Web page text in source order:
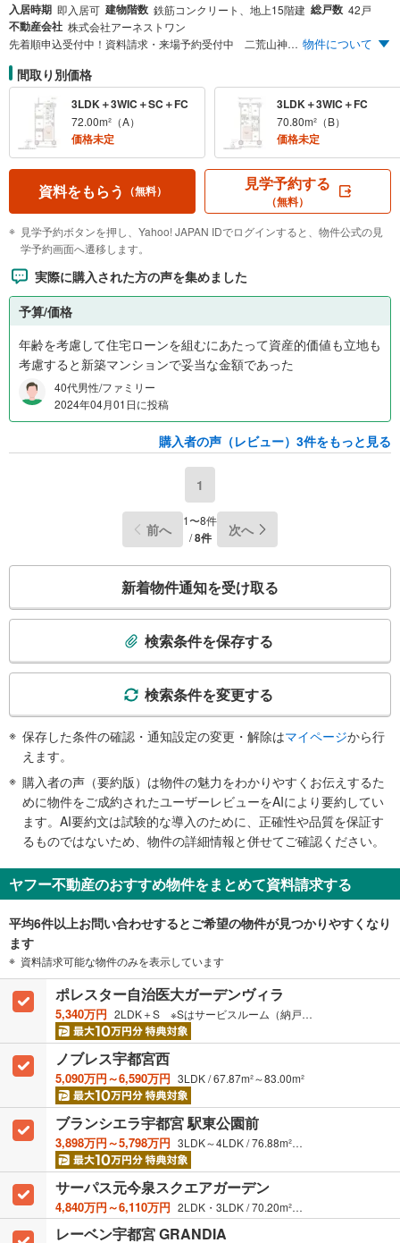
入居時期 即入居可 建物階数 鉄筋コンクリート、地上15階建 総戸数 42戸
不動産会社 株式会社アーネストワン
先着順申込受付中！資料請求・来場予約受付中 二荒山神社の表参道 徒歩2分、馬場通りを背に全邸南向きのレジデンスが誕生 3LDK 70.80m²～73.20m² 全邸南向き 角住戸中心 ※全42戸中28戸が角住戸 地上15階建て 「東武宇都宮」駅・「宇都宮」駅利用可能のマルチアクセス 3,400万円台/南向き・角住戸 3LDK＋3WIC＋FC＋SC ※100万円単位 ※WIC＝ウォークインクローク ※FC＝ファミリークローク ※SC＝シューズインクローク ※掲載の航空写真（2023年6月撮影）は一部CG加工を施したもので、実際とは異なります。現地を示す光は階数や規模を表すものではありません。 物件について
間取り別価格
3LDK＋3WIC＋SC＋FC
72.00m²（A）
価格未定
3LDK＋3WIC＋FC
70.80m²（B）
価格未定
資料をもらう （無料） 見学予約する
（無料）
見学予約ボタンを押し、Yahoo! JAPAN IDでログインすると、物件公式の見
学予約画面へ遷移します。
実際に購入された方の声を集めました
予算/価格
年齢を考慮して住宅ローンを組むにあたって資産的価値も立地も
考慮すると新築マンションで妥当な金額であった
40代男性/ファミリー
2024年04月01日に投稿
購入者の声（レビュー）3件をもっと見る
1
前へ
1〜8件
/8件 次へ
検
件
通
知
け
条
件
マ
イ
ペ
ー
ジ
保
存
る
新着物件通知を受け取る
検索条件を保存する
検索条件を変更する
保存した条件の確認・通知設定の変更・解除はマイページから行
えます。
購入者の声（要約版）は物件の魅力をわかりやすくお伝えするた
めに物件をご成約されたユーザーレビューをAIにより要約してい
ます。AI要約文は試験的な導入のために、正確性や品質を保証す
るものではないため、物件の詳細情報と併せてご確認ください。
ヤフー不動産のおすすめ物件をまとめて資料請求する
平均6件以上お問い合わせするとご希望の物件が見つかりやすくなり
ます
資料請求可能な物件のみを表示しています
ポレスター自治医大ガーデンヴィラ
5,340万円 2LDK＋S ※Sはサービスルーム（納戸）です。 / 101.25m²
ノブレス宇都宮西
5,090万円～6,590万円 3LDK / 67.87m²～83.00m²
ブランシエラ宇都宮 駅東公園前
3,898万円～5,798万円 3LDK～4LDK / 76.88m²～84.11m²
サーパス元今泉スクエアガーデン
4,840万円～6,110万円 2LDK・3LDK / 70.20m²～86.01m²
レーベン宇都宮 GRANDIA